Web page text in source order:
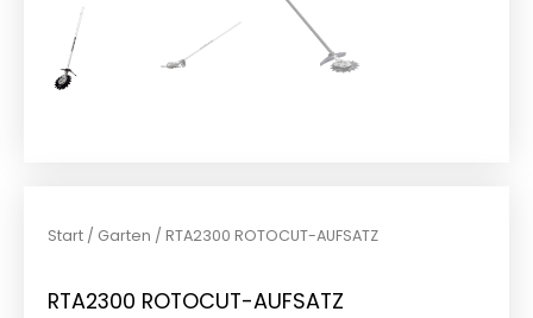
Start / Garten / RTA2300 ROTOCUT-AUFSATZ
RTA2300 ROTOCUT-AUFSATZ